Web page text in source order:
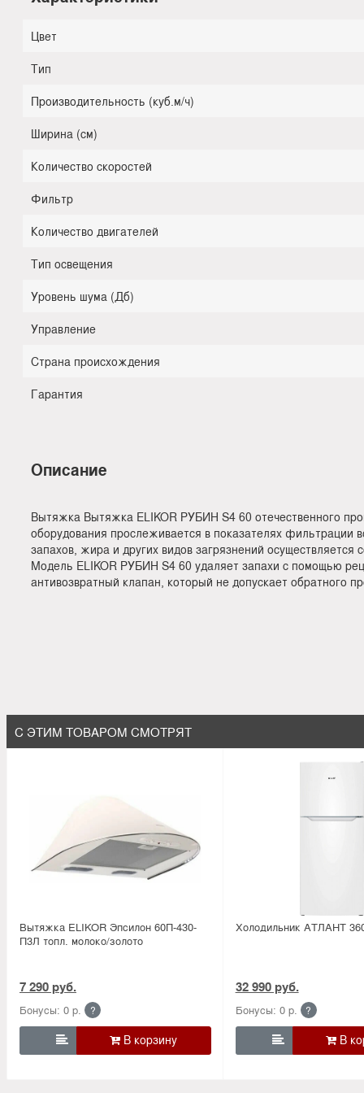
Цвет
Тип
Производительность (куб.м/ч)
Ширина (см)
Количество скоростей
Фильтр
Количество двигателей
Тип освещения
Уровень шума (Дб)
Управление
Страна происхождения
Гарантия
Описание
Вытяжка Вытяжка ELIKOR РУБИН S4 60 отечественного
оборудования прослеживается в показателях фильтрации
запахов, жира и других видов загрязнений
Модель ELIKOR РУБИН S4 60 удаляет запахи с помощью
антивозвратный клапан, который не допускает обратного
С ЭТИМ ТОВАРОМ СМОТРЯТ
Вытяжка ELIKOR Эпсилон 60П-430-
П3Л топл. молоко/золото
7 290 руб.
Бонусы: 0 р. ?

Холодильник АТЛАНТ
32 990 руб.
Бонусы: 0 р. ?
